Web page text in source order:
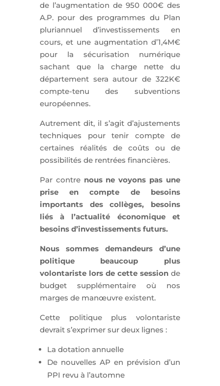
de l’augmentation de 950 000€ des
A.P. pour des programmes du Plan
pluriannuel d’investissements en
cours, et une augmentation d’1,4M€
pour la sécurisation numérique
sachant que la charge nette du
département sera autour de 322K€
compte-tenu des subventions
européennes.
Autrement dit, il s’agit d’ajustements
techniques pour tenir compte de
certaines réalités de coûts ou de
possibilités de rentrées financières.
Par contre nous ne voyons pas une
prise en compte de besoins
importants des collèges, besoins
liés à l’actualité économique et
besoins d’investissements futurs.
Nous sommes demandeurs d’une
politique beaucoup plus
volontariste lors de cette session de
budget supplémentaire où nos
marges de manœuvre existent.
Cette politique plus volontariste
devrait s’exprimer sur deux lignes :
La dotation annuelle
De nouvelles AP en prévision d’un
PPI revu à l’automne